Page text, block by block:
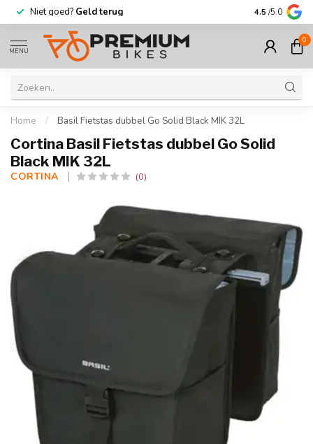
Geld terug 30.000fietsen
4.5 /5.0
MENU
0
Home / Basil Fietstas dubbel Go Solid Black MIK 32L
Cortina Basil Fietstas dubbel Go Solid
Black MIK 32L
CORTINA (0)